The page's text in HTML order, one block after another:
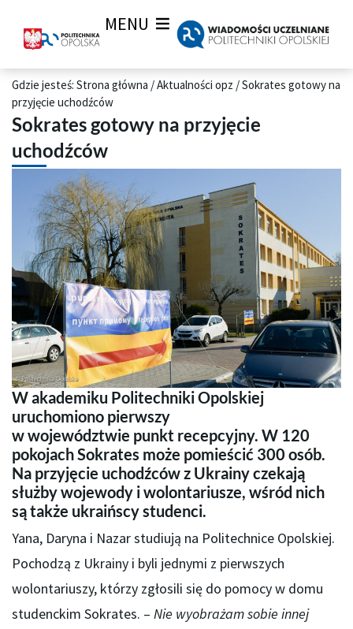
MENU
Gdzie jesteś: Strona główna /Aktualności opz /Sokrates gotowy na
przyjęcie uchodźców
Sokrates gotowy na przyjęcie
uchodźców
W akademiku Politechniki Opolskiej
uruchomiono pierwszy
w województwie punkt recepcyjny. W 120
pokojach Sokrates może pomieścić 300 osób.
Na przyjęcie uchodźców z Ukrainy czekają
służby wojewody i wolontariusze, wśród nich
są także ukraińscy studenci.
Yana, Daryna i Nazar studiują na Politechnice Opolskiej.
Pochodzą z Ukrainy i byli jednymi z pierwszych
wolontariuszy, którzy zgłosili się do pomocy w domu
studenckim Sokrates. – Nie wyobrażam sobie innej